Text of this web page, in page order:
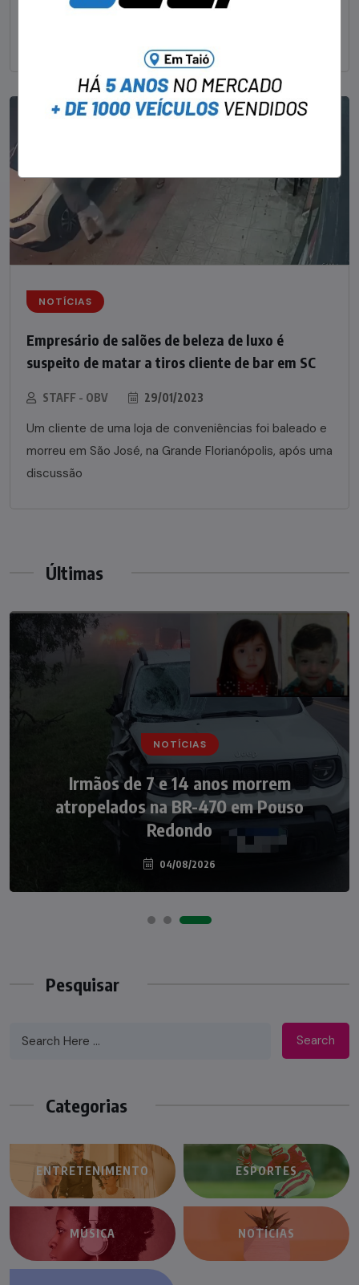
um delegado aposentado em um bar de Criciúma, no
NOTÍCIAS
Empresário de salões de beleza de luxo é
suspeito de matar a tiros cliente de bar em SC
STAFF - OBV 29/01/2023
Um cliente de uma loja de conveniências foi baleado e
morreu em São José, na Grande Florianópolis, após uma
discussão
Últimas
NOTÍCIAS
Irmãos de 7 e 14 anos morrem
atropelados na BR-470 em Pouso
Redondo
04/08/2026
NOTÍCIAS
Nádia Menegazzi leva o nome de Taió ao
palco do Programa Silvio Santos
07/08/2026
Pesquisar
Search
Categorias
ENTRETENIMENTO ESPORTES
MÚSICA NOTÍCIAS